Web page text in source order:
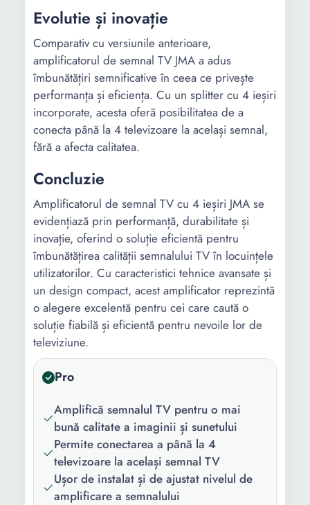
Evolutie și inovație
Comparativ cu versiunile anterioare,
amplificatorul de semnal TV JMA a adus
îmbunătățiri semnificative în ceea ce privește
performanța și eficiența. Cu un splitter cu 4 ieșiri
incorporate, acesta oferă posibilitatea de a
conecta până la 4 televizoare la același semnal,
fără a afecta calitatea.
Concluzie
Amplificatorul de semnal TV cu 4 ieșiri JMA se
evidențiază prin performanță, durabilitate și
inovație, oferind o soluție eficientă pentru
îmbunătățirea calității semnalului TV în locuințele
utilizatorilor. Cu caracteristici tehnice avansate și
un design compact, acest amplificator reprezintă
o alegere excelentă pentru cei care caută o
soluție fiabilă și eficientă pentru nevoile lor de
televiziune.
Pro
Amplifică semnalul TV pentru o mai
bună calitate a imaginii și sunetului
Permite conectarea a până la 4
televizoare la același semnal TV
Ușor de instalat și de ajustat nivelul de
amplificare a semnalului